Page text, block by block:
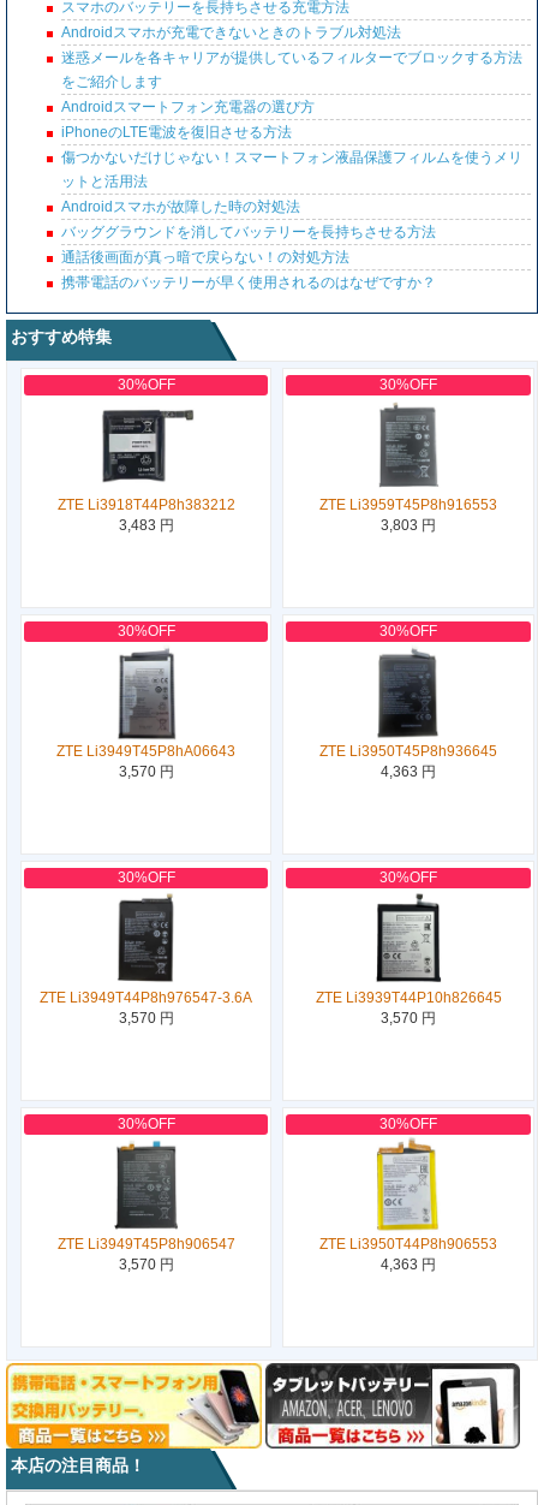
スマホのバッテリーを長持ちさせる充電方法
Androidスマホが充電できないときのトラブル対処法
迷惑メールを各キャリアが提供しているフィルターでブロックする方法
をご紹介します
Androidスマートフォン充電器の選び方
iPhoneのLTE電波を復旧させる方法
傷つかないだけじゃない！スマートフォン液晶保護フィルムを使うメリ
ットと活用法
Androidスマホが故障した時の対処法
バッググラウンドを消してバッテリーを長持ちさせる方法
通話後画面が真っ暗で戻らない！の対処方法
携帯電話のバッテリーが早く使用されるのはなぜですか？
おすすめ特集
30%OFF
ZTE Li3918T44P8h383212
3,483 円
30%OFF
ZTE Li3959T45P8h916553
3,803 円
30%OFF
ZTE Li3949T45P8hA06643
3,570 円
30%OFF
ZTE Li3950T45P8h936645
4,363 円
30%OFF
ZTE Li3949T44P8h976547-3.6A
3,570 円
30%OFF
ZTE Li3939T44P10h826645
3,570 円
30%OFF
ZTE Li3949T45P8h906547
3,570 円
30%OFF
ZTE Li3950T44P8h906553
4,363 円
本店の注目商品！